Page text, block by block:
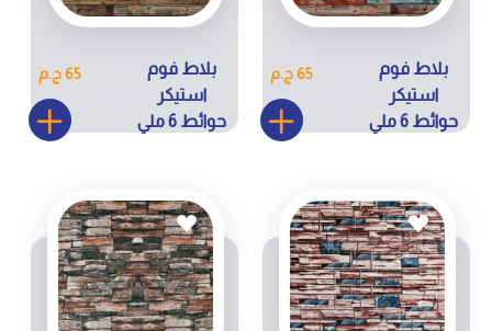
بلاط فوم
استيكر
حوائط 6 ملي
65 ج.م
بلاط فوم
استيكر
حوائط 6 ملي
65 ج.م